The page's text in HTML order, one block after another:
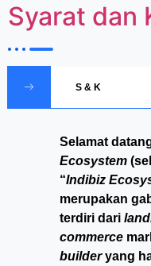
Syarat dan
S & K
Selamat
Ecosystem
“Indibiz
merupakan
terdiri dari
commerce
builderyang